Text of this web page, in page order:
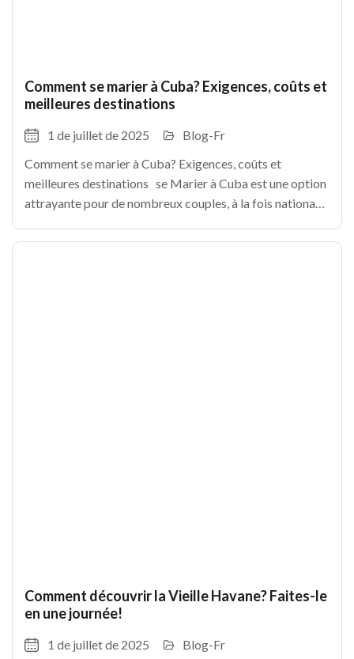
Comment se marier à Cuba? Exigences, coûts et
meilleures destinations
1 de juillet de 2025
Blog-Fr
Comment se marier à Cuba? Exigences, coûts et
meilleures destinations se Marier à Cuba est une option
attrayante pour de nombreux couples, à la fois nationaux
exotique à leur union. Ci-dessous,
Comment découvrir la Vieille Havane? Faites-le
en une journée!
1 de juillet de 2025
Blog-Fr